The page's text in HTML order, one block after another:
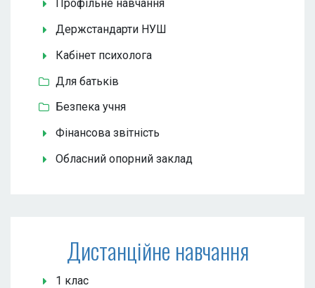
Профільне навчання
Держстандарти НУШ
Кабінет психолога
Для батьків
Безпека учня
Фінансова звітність
Обласний опорний заклад
Дистанційне навчання
1 клас